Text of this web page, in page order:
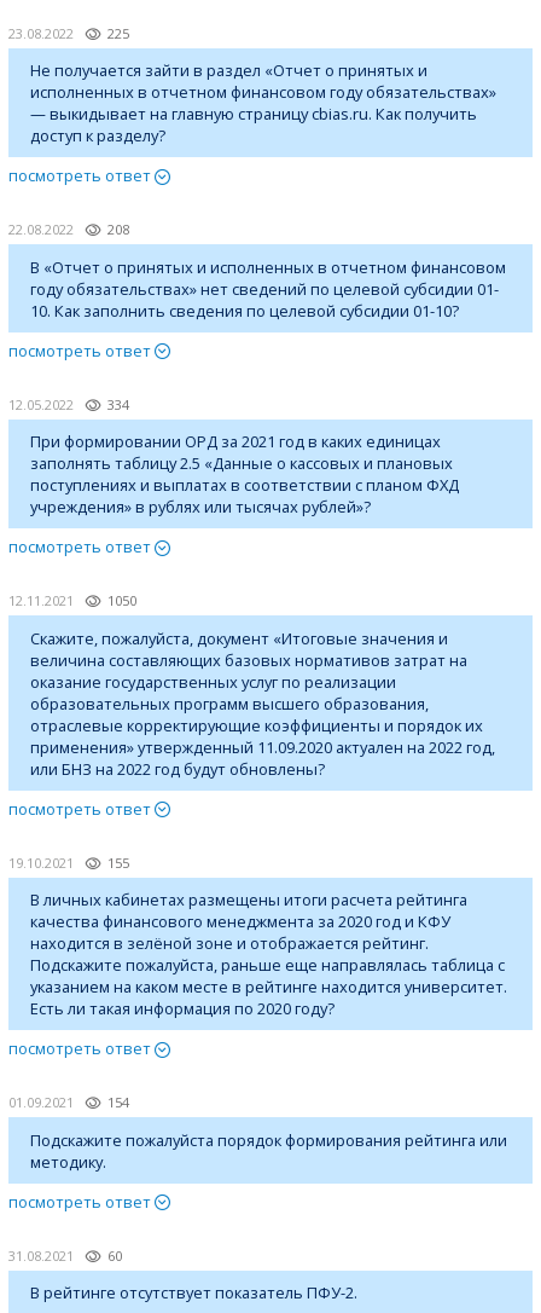
23.08.2022 225
Не получается зайти в раздел «Отчет о принятых и
исполненных в отчетном финансовом году обязательствах»
— выкидывает на главную страницу cbias.ru. Как получить
доступ к разделу?
посмотреть ответ
22.08.2022 208
В «Отчет о принятых и исполненных в отчетном финансовом
году обязательствах» нет сведений по целевой субсидии 01-
10. Как заполнить сведения по целевой субсидии 01-10?
посмотреть ответ
12.05.2022 334
При формировании ОРД за 2021 год в каких единицах
заполнять таблицу 2.5 «Данные о кассовых и плановых
поступлениях и выплатах в соответствии с планом ФХД
учреждения» в рублях или тысячах рублей»?
посмотреть ответ
12.11.2021 1050
Скажите, пожалуйста, документ «Итоговые значения и
величина составляющих базовых нормативов затрат на
оказание государственных услуг по реализации
образовательных программ высшего образования,
отраслевые корректирующие коэффициенты и порядок их
применения» утвержденный 11.09.2020 актуален на 2022 год,
или БНЗ на 2022 год будут обновлены?
посмотреть ответ
19.10.2021 155
В личных кабинетах размещены итоги расчета рейтинга
качества финансового менеджмента за 2020 год и КФУ
находится в зелёной зоне и отображается рейтинг.
Подскажите пожалуйста, раньше еще направлялась таблица с
указанием на каком месте в рейтинге находится университет.
Есть ли такая информация по 2020 году?
посмотреть ответ
01.09.2021 154
Подскажите пожалуйста порядок формирования рейтинга или
методику.
посмотреть ответ
31.08.2021 60
В рейтинге отсутствует показатель ПФУ-2.